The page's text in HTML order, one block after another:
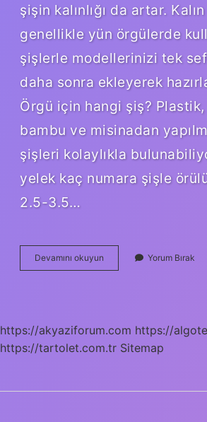
şişin kalınlığı da artar.
genellikle yün örgülerde
şişlerle modellerinizi tek
daha sonra ekleyerek
Örgü için hangi şiş?
bambu ve misinadan
şişleri kolaylıkla
yelek kaç numara şişle
2.5-3.5…
Devamını okuyun
Ip
Yorum Bırak
https://akyaziforum.com https://
https://tartolet.com.tr Sitemap